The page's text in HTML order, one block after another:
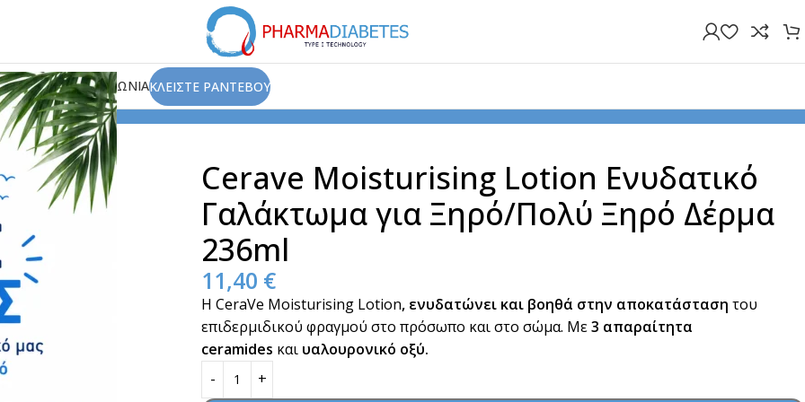
ΑΡΘΡΑΕΠΙΚΟΙΝΩΝΙΑΚΛΕΙΣΤΕ ΡΑΝΤΕΒΟΥ
Σώματος Cerave Moisturising Lotion Ενυδατικό Γαλάκτωμα για Ξηρό/Πολύ Ξηρό Δέρμα 236ml
Cerave Moisturising Lotion Ενυδατικό
Γαλάκτωμα για Ξηρό/Πολύ Ξηρό Δέρμα
236ml
11,40 €
Η CeraVe Moisturising Lotion, ενυδατώνει και βοηθά στην αποκατάσταση του
επιδερμιδικού φραγμού στο πρόσωπο και στο σώμα. Με3 απαραίτητα
ceramides και υαλουρονικό οξύ.